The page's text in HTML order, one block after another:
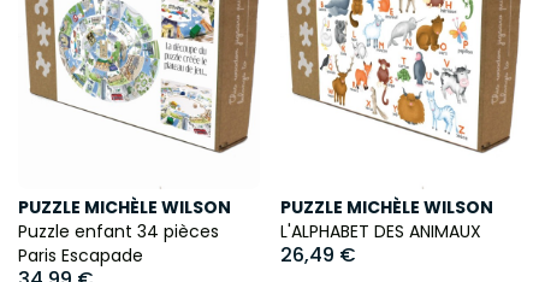
PUZZLE MICHÈLE WILSON
Puzzle enfant 34 pièces
Paris Escapade
PUZZLE MICHÈLE WILSON
L'ALPHABET DES ANIMAUX
26,49 €